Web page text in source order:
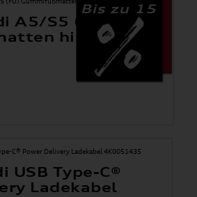
Bis zu 15
A5/S5 (FU)
hinten
USB Type-C®
Ladekabel